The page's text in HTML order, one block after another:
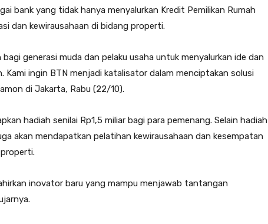
bank yang tidak hanya menyalurkan Kredit Pemilikan Rumah
dan kewirausahaan di bidang properti.
generasi muda dan pelaku usaha untuk menyalurkan ide dan
Kami ingin BTN menjadi katalisator dalam menciptakan solusi
di Jakarta, Rabu (22/10).
hadiah senilai Rp1,5 miliar bagi para pemenang. Selain hadiah
akan mendapatkan pelatihan kewirausahaan dan kesempatan
inovator baru yang mampu menjawab tantangan